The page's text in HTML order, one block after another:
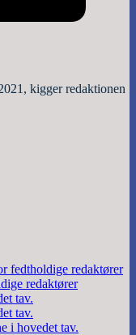
kigger redaktionen
fedtholdige redaktører
redaktører
tav.
tav.
i hovedet tav.